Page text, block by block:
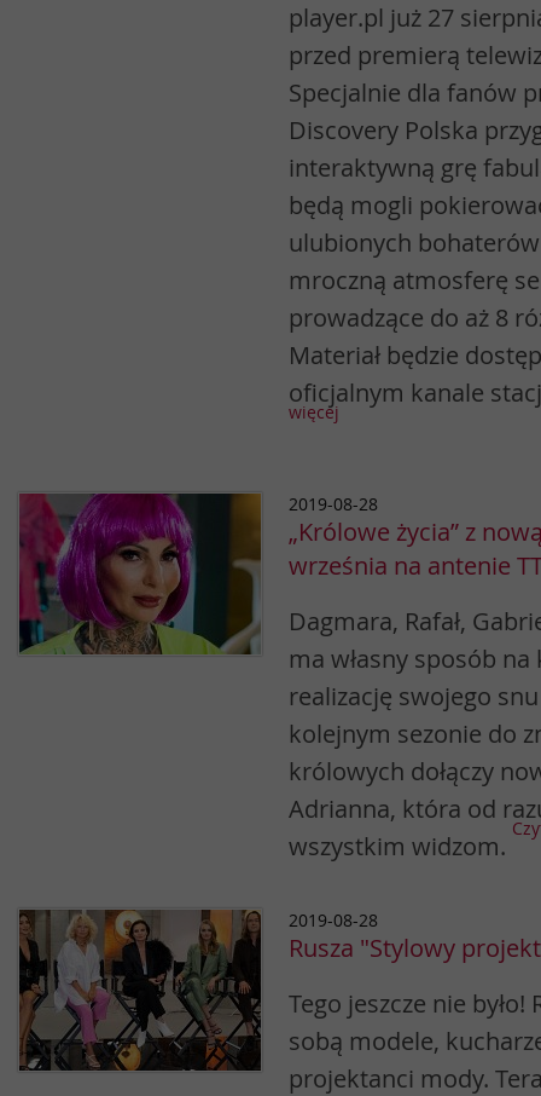
player.pl już 27
przed premierą
Specjalnie dla fanów
Discovery Polska
interaktywną grę
będą mogli
ulubionych
mroczną atmosferę
prowadzące do aż 8
Materiał będzie
oficjalnym kanale
więcej
2019-08-28
„Królowe życia” z
września na antenie
Dagmara, Rafał,
ma własny sposób
realizację swojego
kolejnym sezonie do
królowych dołączy
Adrianna, która od
wszystkim widzom.
2019-08-28
Rusza "Stylowy
Tego jeszcze nie było!
sobą modele,
projektanci mody.